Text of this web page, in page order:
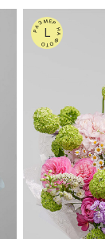
РАЗМЕР НА ФОТО
L